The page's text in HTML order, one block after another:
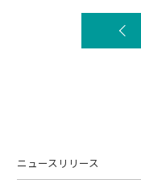
ニュースリリース